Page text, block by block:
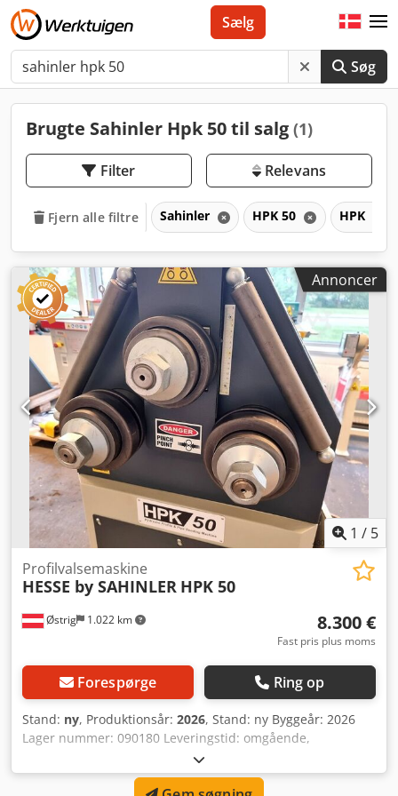
Søg
Sælg
Brugte Sahinler Hpk 50 til salg (1)
Filter Relevans
Fjern alle filtre Sahinler HPK 50 HPK
Annoncer
1 / 5
Østrig 1.022 km
Profilvalsemaskine
HESSE by SAHINLER HPK 50
8.300 €
Fast pris plus moms
Forespørge Ring op
Stand: ny, Produktionsår: 2026, Stand: ny Byggeår: 2026
Lager nummer: 090180 Leveringstid: omgående,
mellemsalg forbeholdes Oprindelsesland: Tyrkiet Pris:
8.300 € Leasingrate: 160,19 € På lager: 1 Akseldiameter: 50